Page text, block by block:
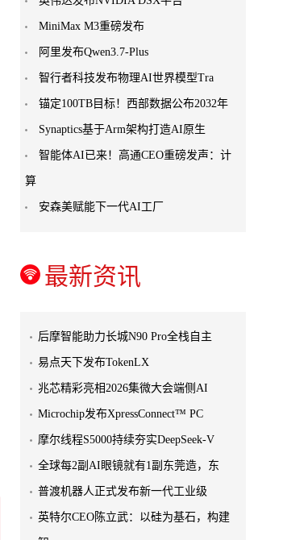
MiniMax M3重磅发布
阿里发布Qwen3.7-Plus
智行者科技发布物理AI世界模型Tra
锚定100TB目标！西部数据公布2032年
Synaptics基于Arm架构打造AI原生
智能体AI已来！高通CEO重磅发声：计
算
安森美赋能下一代AI工厂
最新资讯
后摩智能助力长城N90 Pro全栈自主
易点天下发布TokenLX
兆芯精彩亮相2026集微大会端侧AI
Microchip发布XpressConnect™ PC
摩尔线程S5000持续夯实DeepSeek-V
全球每2副AI眼镜就有1副东莞造，东
普渡机器人正式发布新一代工业级
英特尔CEO陈立武：以硅为基石，构建